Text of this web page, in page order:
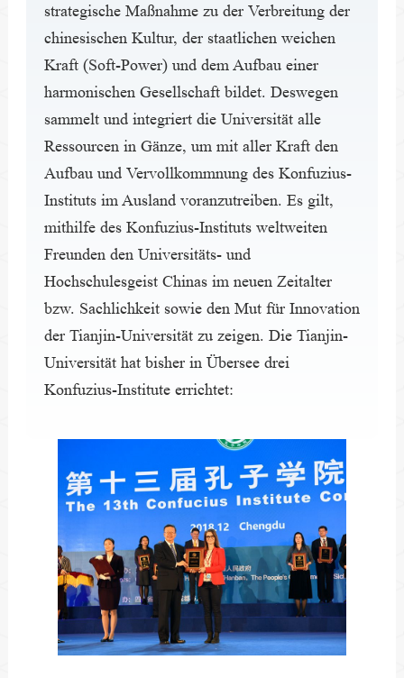
strategische Maßnahme zu der Verbreitung der
chinesischen Kultur, der staatlichen weichen
Kraft (Soft-Power) und dem Aufbau einer
harmonischen Gesellschaft bildet. Deswegen
sammelt und integriert die Universität alle
Ressourcen in Gänze, um mit aller Kraft den
Aufbau und Vervollkommnung des Konfuzius-
Instituts im Ausland voranzutreiben. Es gilt,
mithilfe des Konfuzius-Instituts weltweiten
Freunden den Universitäts- und
Hochschulesgeist Chinas im neuen Zeitalter
bzw. Sachlichkeit sowie den Mut für Innovation
der Tianjin-Universität zu zeigen. Die Tianjin-
Universität hat bisher in Übersee drei
Konfuzius-Institute errichtet: